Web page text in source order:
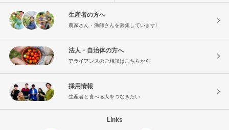
生産者の方へ
農家さん・漁師さんを募集しています!
法人・自治体の方へ
アライアンスのご相談はこちらから
採用情報
生産者と食べる人をつなぎたい
Links